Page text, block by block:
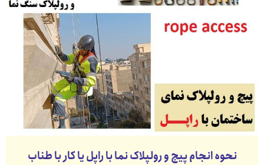
نحوه انجام پیچ و رولپلاک نما با راپل یا کار با طناب